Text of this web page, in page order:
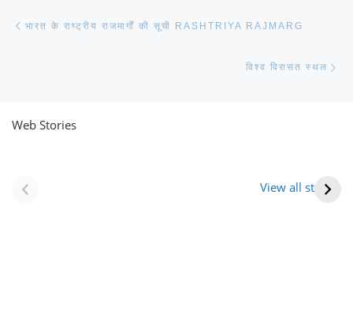
भारत के राष्ट्रीय राजमार्गों की सूची RASHTRIYA RAJMARG
विश्व विरासत स्थल
Web Stories
View all stories
(राजस्थान) |
आभूषण (women’s